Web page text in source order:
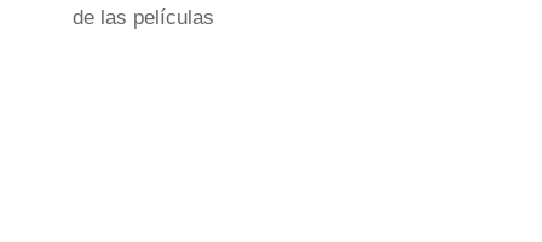
de las películas